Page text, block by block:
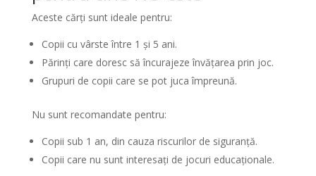
Aceste cărți sunt ideale pentru:
Copii cu vârste între 1 și 5 ani.
Părinți care doresc să încurajeze învățarea prin joc.
Grupuri de copii care se pot juca împreună.
Nu sunt recomandate pentru:
Copii sub 1 an, din cauza riscurilor de siguranță.
Copii care nu sunt interesați de jocuri educaționale.